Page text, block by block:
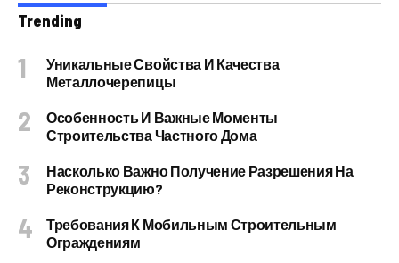
Trending
Уникальные Свойства И Качества
Металлочерепицы
Особенность И Важные Моменты
Строительства Частного Дома
Насколько Важно Получение Разрешения На
Реконструкцию?
Требования К Мобильным Строительным
Ограждениям